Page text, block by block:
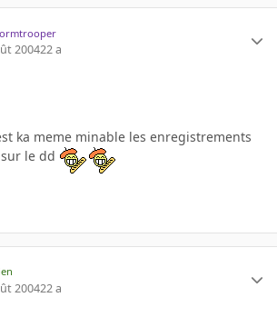
200422 a
ka meme minable les enregistrements
le dd
200422 a